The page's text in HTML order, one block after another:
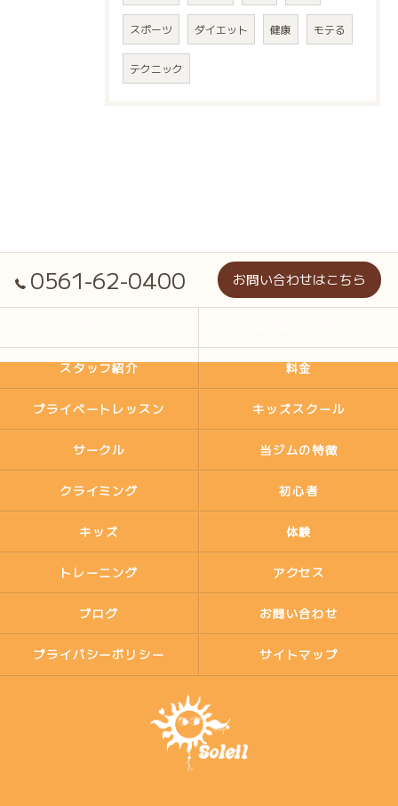
スポーツ ダイエット 健康 モテる
テクニック
0561-62-0400 お問い合わせはこちら
スタッフ紹介 料金
プライベートレッスン キッズスクール
サークル 当ジムの特徴
クライミング 初心者
キッズ 体験
トレーニング アクセス
ブログ お問い合わせ
プライバシーポリシー サイトマップ